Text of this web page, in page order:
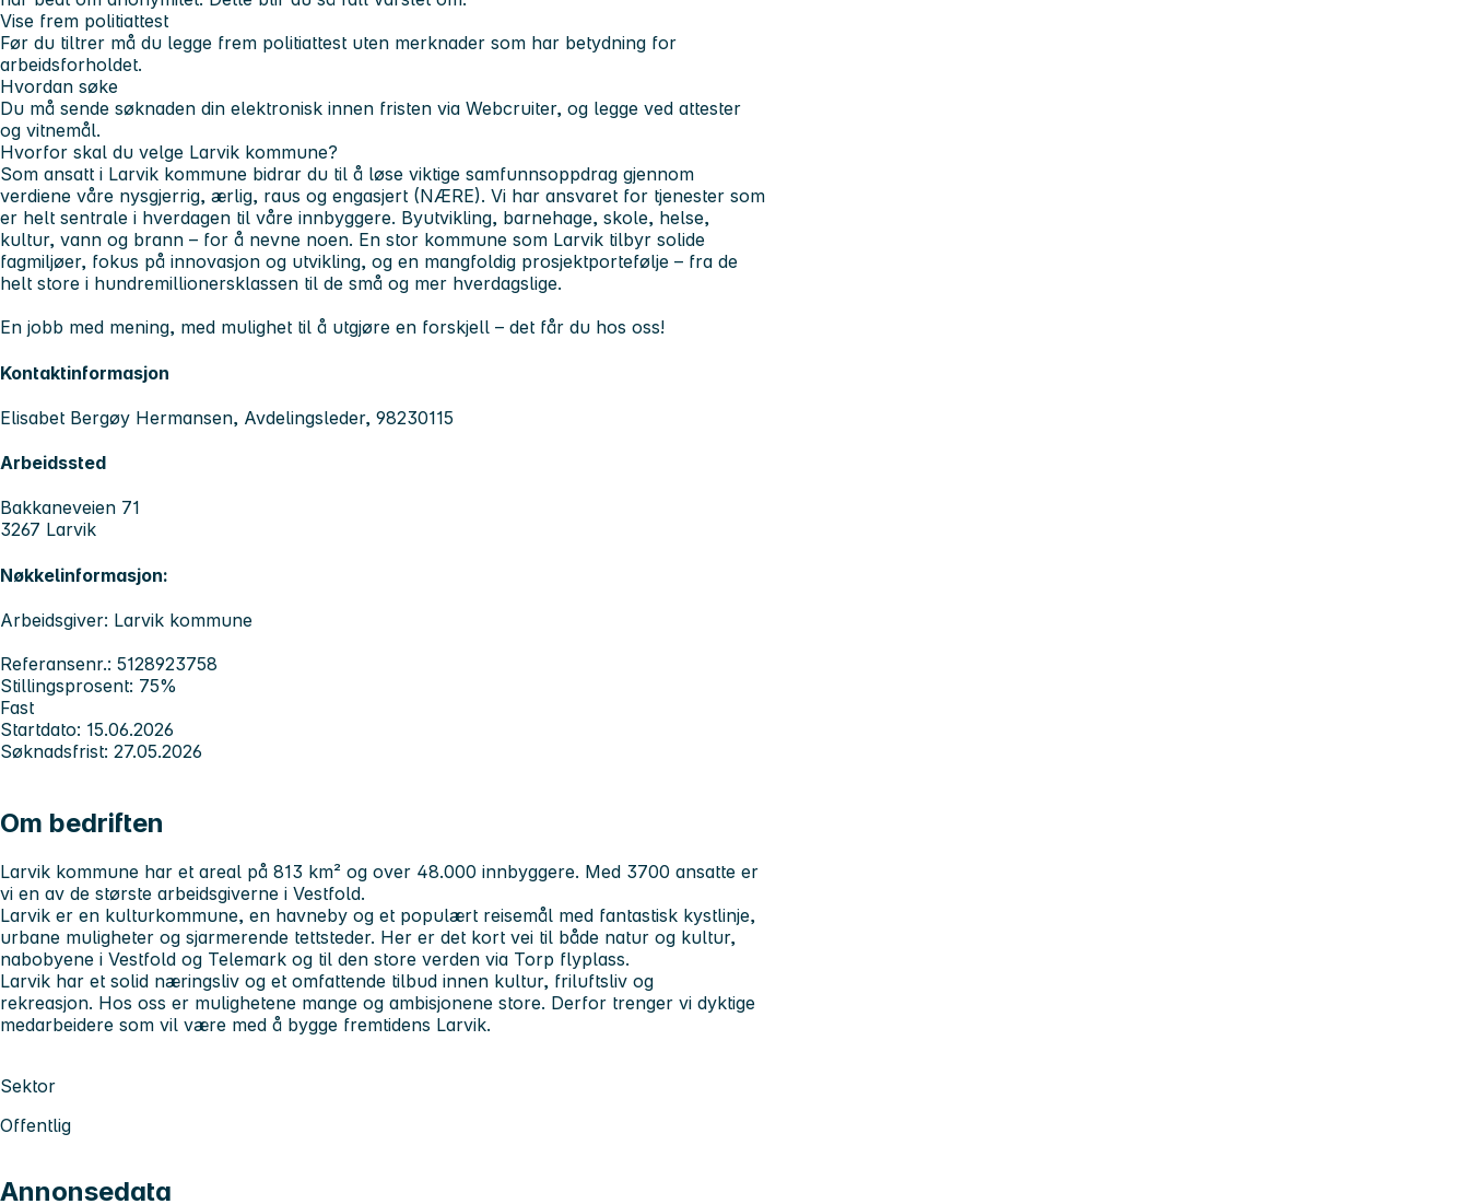
Vise frem politiattest
Før du tiltrer må du legge frem politiattest uten merknader som har betydning for
arbeidsforholdet.
Hvordan søke
Du må sende søknaden din elektronisk innen fristen via Webcruiter, og legge ved attester
og vitnemål.
Hvorfor skal du velge Larvik kommune?
Som ansatt i Larvik kommune bidrar du til å løse viktige samfunnsoppdrag gjennom
verdiene våre nysgjerrig, ærlig, raus og engasjert (NÆRE). Vi har ansvaret for tjenester som
er helt sentrale i hverdagen til våre innbyggere. Byutvikling, barnehage, skole, helse,
kultur, vann og brann – for å nevne noen. En stor kommune som Larvik tilbyr solide
fagmiljøer, fokus på innovasjon og utvikling, og en mangfoldig prosjektportefølje – fra de
helt store i hundremillionersklassen til de små og mer hverdagslige.
En jobb med mening, med mulighet til å utgjøre en forskjell – det får du hos oss!
Kontaktinformasjon
Elisabet Bergøy Hermansen, Avdelingsleder, 98230115
Arbeidssted
Bakkaneveien 71
3267 Larvik
Nøkkelinformasjon:
Arbeidsgiver: Larvik kommune
Referansenr.: 5128923758
Stillingsprosent: 75%
Fast
Startdato: 15.06.2026
Søknadsfrist: 27.05.2026
Om bedriften
Larvik kommune har et areal på 813 km² og over 48.000 innbyggere. Med 3700 ansatte er
vi en av de største arbeidsgiverne i Vestfold.
Larvik er en kulturkommune, en havneby og et populært reisemål med fantastisk kystlinje,
urbane muligheter og sjarmerende tettsteder. Her er det kort vei til både natur og kultur,
nabobyene i Vestfold og Telemark og til den store verden via Torp flyplass.
Larvik har et solid næringsliv og et omfattende tilbud innen kultur, friluftsliv og
rekreasjon. Hos oss er mulighetene mange og ambisjonene store. Derfor trenger vi dyktige
medarbeidere som vil være med å bygge fremtidens Larvik.
Sektor
Offentlig
Annonsedata